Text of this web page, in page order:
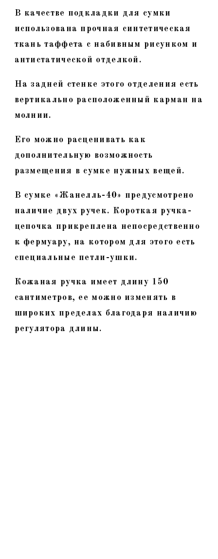
В качестве подкладки для сумки
использована прочная синтетическая
ткань таффета с набивным рисунком и
антистатической отделкой.
На задней стенке этого отделения есть
вертикально расположенный карман на
молнии.
Его можно расценивать как
дополнительную возможность
размещения в сумке нужных вещей.
В сумке «Жанелль-40» предусмотрено
наличие двух ручек. Короткая ручка-
цепочка прикреплена непосредственно
к фермуару, на котором для этого есть
специальные петли-ушки.
Кожаная ручка имеет длину 150
сантиметров, ее можно изменять в
широких пределах благодаря наличию
регулятора длины.